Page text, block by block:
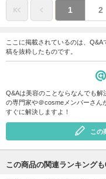
1 2
ここに掲載されているのは、
稿を抜粋したものです。
Q&Aは美容のことならなんでも
の専門家や＠cosmeメンバーさん
すぐに解決しますよ！
この
この商品の関連ランキングも